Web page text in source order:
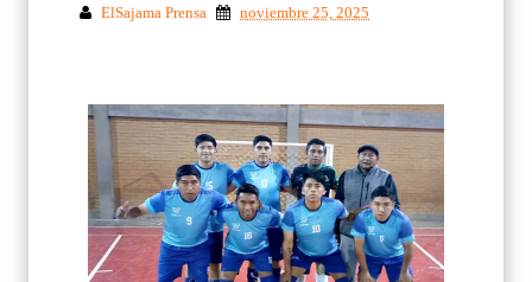
ElSajama Prensa noviembre 25, 2025